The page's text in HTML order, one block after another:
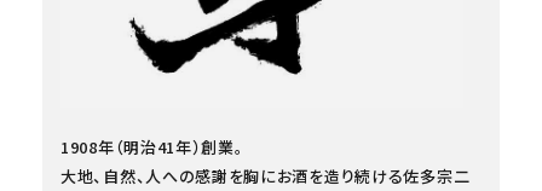
1908年（明治41年）創業。
大地、自然、人への感謝を胸にお酒を造り続ける佐多宗二